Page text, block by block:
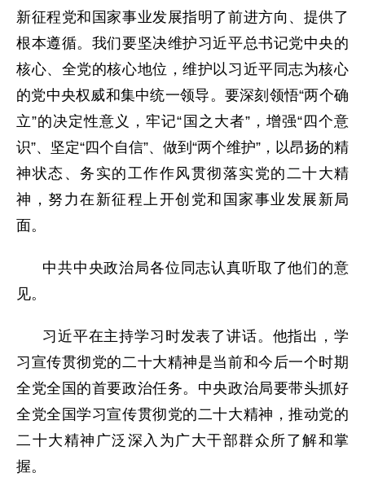
新征程党和国家事业发展指明了前进方向、提供了
根本遵循。我们要坚决维护习近平总书记党中央的
核心、全党的核心地位，维护以习近平同志为核心
的党中央权威和集中统一领导。要深刻领悟“两个确
立”的决定性意义，牢记“国之大者”，增强“四个意
识”、坚定“四个自信”、做到“两个维护”，以昂扬的精
神状态、务实的工作作风贯彻落实党的二十大精
神，努力在新征程上开创党和国家事业发展新局
面。
中共中央政治局各位同志认真听取了他们的意
见。
习近平在主持学习时发表了讲话。他指出，学
习宣传贯彻党的二十大精神是当前和今后一个时期
全党全国的首要政治任务。中央政治局要带头抓好
全党全国学习宣传贯彻党的二十大精神，推动党的
二十大精神广泛深入为广大干部群众所了解和掌
握。